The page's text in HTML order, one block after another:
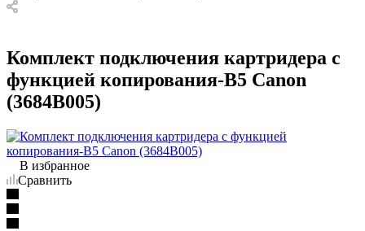
Комплект подключения картридера с
функцией копирования-B5 Canon
(3684B005)
В избранное
Сравнить